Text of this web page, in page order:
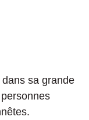
sa grande